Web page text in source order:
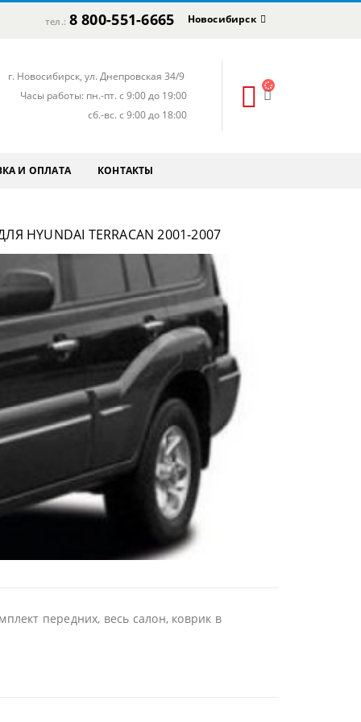
тел.: 8 800-551-6665 Новосибирск
г. Новосибирск, ул. Днепровская 34/9
Часы работы: пн.-пт. с 9:00 до 19:00
сб.-вс. с 9:00 до 18:00
И ОПЛАТА КОНТАКТЫ
HYUNDAI TERRACAN 2001-2007
передних, весь салон, коврик в